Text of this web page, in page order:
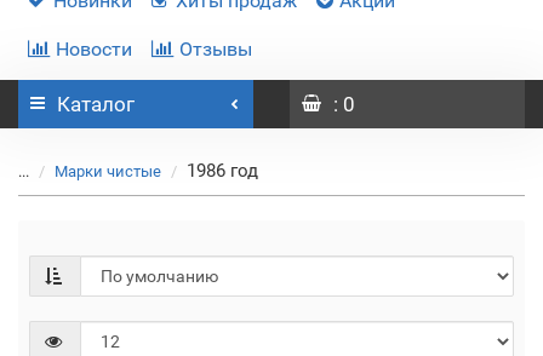
Новости Отзывы
Каталог : 0
... Марки чистые 1986 год